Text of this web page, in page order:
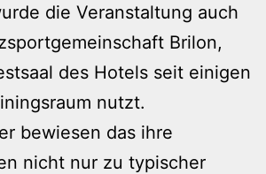
die Veranstaltung auch
Brilon,
des Hotels seit einigen
nutzt.
bewiesen das ihre
nicht nur zu typischer